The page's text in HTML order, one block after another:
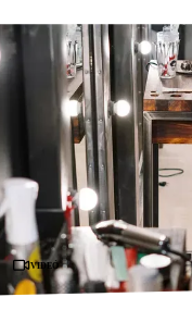
Videó